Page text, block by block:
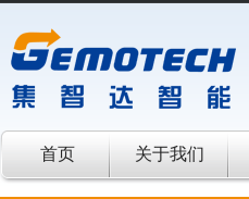
首页 关于我们